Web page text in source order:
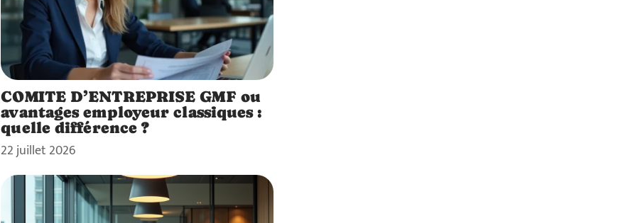
COMITE D’ENTREPRISE GMF ou
avantages employeur classiques :
quelle différence ?
22 juillet 2026